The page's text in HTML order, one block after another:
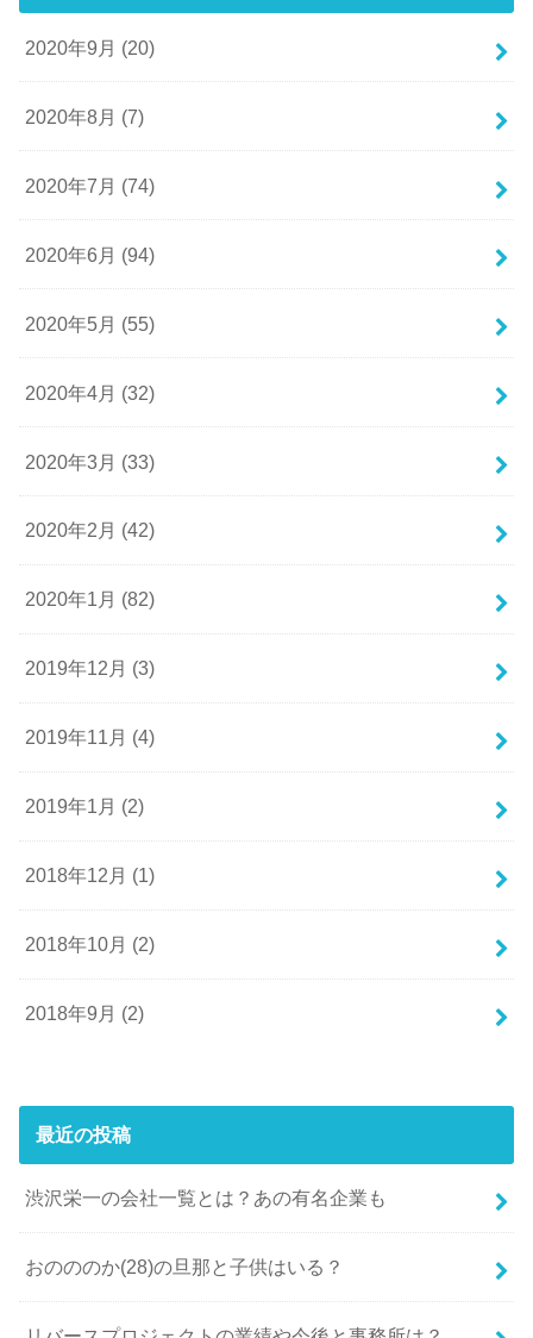
2020年9月 (20)
2020年8月 (7)
2020年7月 (74)
2020年6月 (94)
2020年5月 (55)
2020年4月 (32)
2020年3月 (33)
2020年2月 (42)
2020年1月 (82)
2019年12月 (3)
2019年11月 (4)
2019年1月 (2)
2018年12月 (1)
2018年10月 (2)
2018年9月 (2)
最近の投稿
渋沢栄一の会社一覧とは？あの有名企業も
おのののか(28)の旦那と子供はいる？